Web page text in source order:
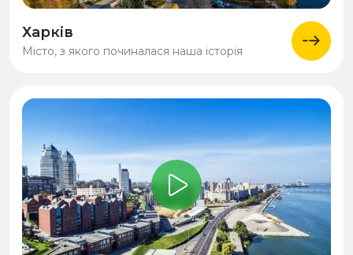
Харків
Місто, з якого починалася наша історія